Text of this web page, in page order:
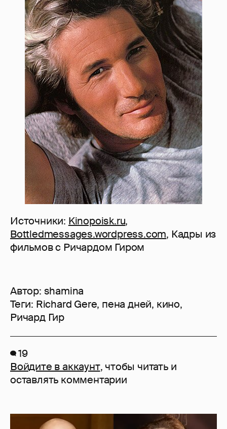
Источники: Kinopoisk.ru,
Bottledmessages.wordpress.com, Кадры из
фильмов с Ричардом Гиром
Автор: shamina
Теги: Richard Gere, пена дней, кино,
Ричард Гир
19
Войдите в аккаунт, чтобы читать и
оставлять комментарии